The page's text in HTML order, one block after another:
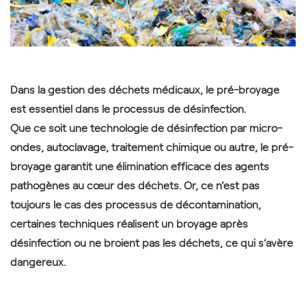
Dans la gestion des déchets médicaux, le pré-broyage
est essentiel dans le processus de désinfection.
Que ce soit une technologie de désinfection par micro-
ondes, autoclavage, traitement chimique ou autre, le pré-
broyage garantit une élimination efficace des agents
pathogènes au cœur des déchets. Or, ce n’est pas
toujours le cas des processus de décontamination,
certaines techniques réalisent un broyage après
désinfection ou ne broient pas les déchets, ce qui s’avère
dangereux.